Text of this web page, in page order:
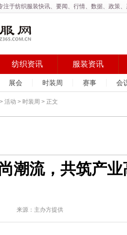
注于纺织服装快讯、要闻、行情、数据、政策
纺织资讯 服装资讯
展会 时装周 赛事 会
> 活动 > 时装周 > 正文
潮流，共筑产
来源：主办方提供